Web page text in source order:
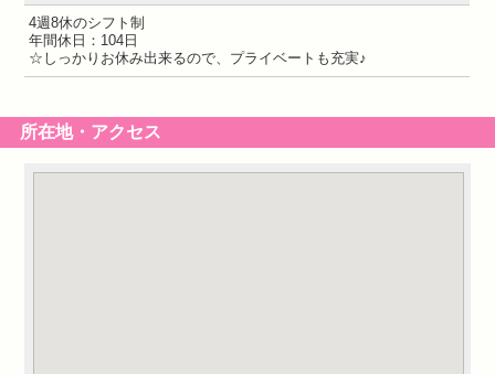
4週8休のシフト制
年間休日：104日
☆しっかりお休み出来るので、プライベートも充実♪
所在地・アクセス